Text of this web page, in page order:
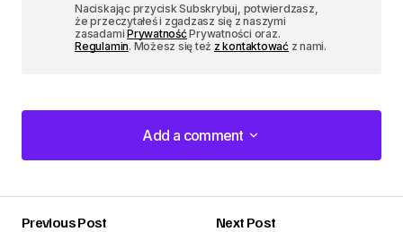
Naciskając przycisk Subskrybuj, potwierdzasz,
że przeczytałeś i zgadzasz się z naszymi
zasadamiPrywatnośćPrywatności oraz.
Regulamin. Możesz się też z kontaktowaćz nami.
Add a comment
Add a comment
Previous Post
Next Post